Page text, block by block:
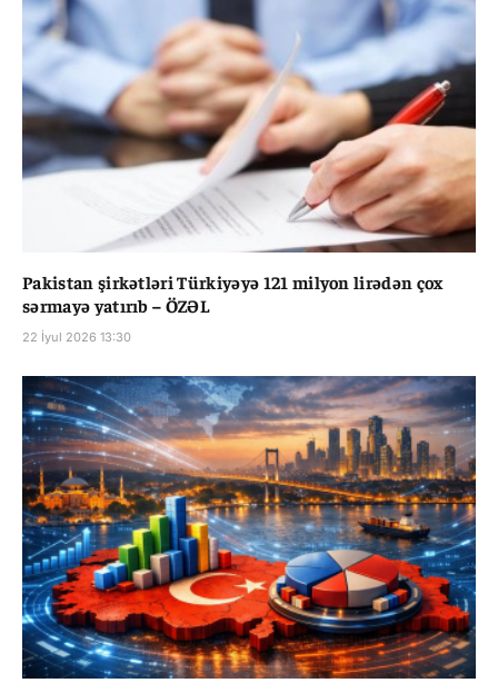
Pakistan şirkətləri Türkiyəyə 121 milyon lirədən çox
sərmayə yatırıb – ÖZƏL
22 İyul 2026 13:30